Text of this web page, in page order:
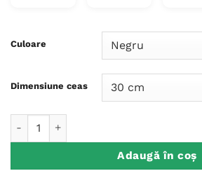
200.00 lei
Culoare
Dimensiune ceas
Adaugă în coș